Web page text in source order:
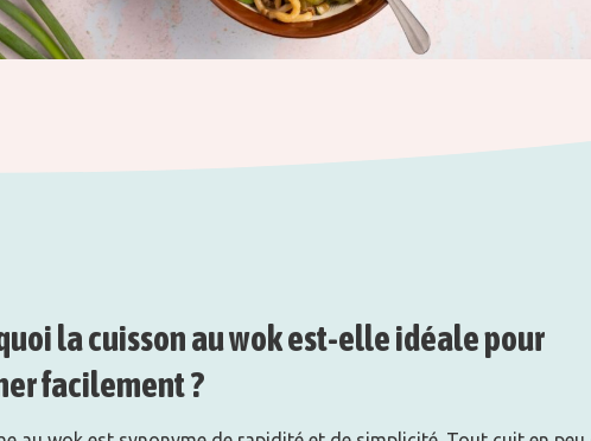
la cuisson au wok est-elle idéale pour
facilement ?